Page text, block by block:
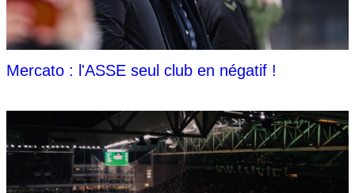
Mercato : l'ASSE seul club en négatif !